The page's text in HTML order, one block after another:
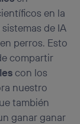
en la
de IA
en perros. Esto
compartir
con los
nuestro
también
ganar ganar
más
en la
página web o